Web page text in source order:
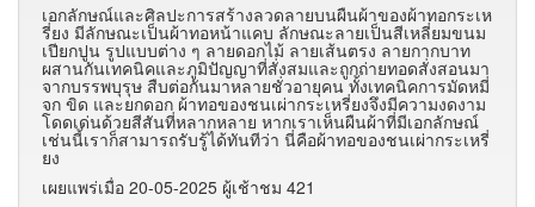
เอกลักษณ์และศิลปะการสร้างลวดลายบนผืนผ้าของผ้าทอกระเห
รี่ยง มีลักษณะเป็นผ้าทอหน้าแคบ ลักษณะลายเป็นสีเหลี่ยมขนม
เปียกปูน รูปแบบต่าง ๆ ลายดอกไม้ ลายเส้นตรง ลายกากบาท
ผสานกันเทคนิคและภูมิปัญญาที่สั่งสมและถูกถ่ายทอดสั่งสอนมา
จากบรรพบุรุษ สืบต่อกันมาหลายชั่วอายุคน ทั้งเทคนิคการมัดหมี่
จก ขิด และยกดอก ผ้าทอของชนเผ่ากระเหรี่ยงจึงมีความงดงาม
โดดเด่นด้วยสีสันที่หลากหลาย หากเราเห็นผืนผ้าที่มีเอกลักษณ์
เช่นนี้เราก็สามารถรับรู้ได้ทันทีว่า นี่คือผ้าทอของชนเผ่ากระเหรี่
ยง
เผยแพร่เมื่อ 20-05-2025 ผู้เช้าชม 421